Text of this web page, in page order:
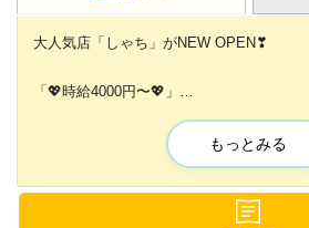
大人気店「しゃち」がNEW OPEN❣
「💖時給4000円〜💖」
「💖プライベート最優先💖」
「💖オープニング第1期生💖」
...etc
女の子がまだまだ全然足りません😢
もっとみる